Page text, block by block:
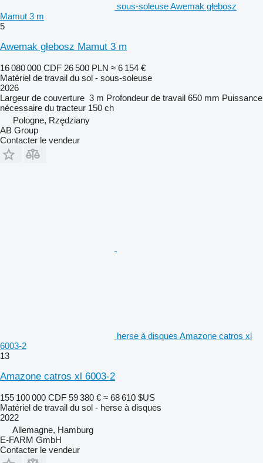
sous-soleuse Awemak głebosz
Mamut 3 m
5
Awemak głebosz Mamut 3 m
16 080 000 CDF 26 500 PLN ≈ 6 154 €
Matériel de travail du sol - sous-soleuse
2026
Largeur de couverture 3 m Profondeur de travail 650 mm Puissance
nécessaire du tracteur 150 ch
Pologne, Rzędziany
AB Group
Contacter le vendeur
herse à disques Amazone catros xl
6003-2
13
Amazone catros xl 6003-2
155 100 000 CDF 59 380 € ≈ 68 610 $US
Matériel de travail du sol - herse à disques
2022
Allemagne, Hamburg
E-FARM GmbH
Contacter le vendeur